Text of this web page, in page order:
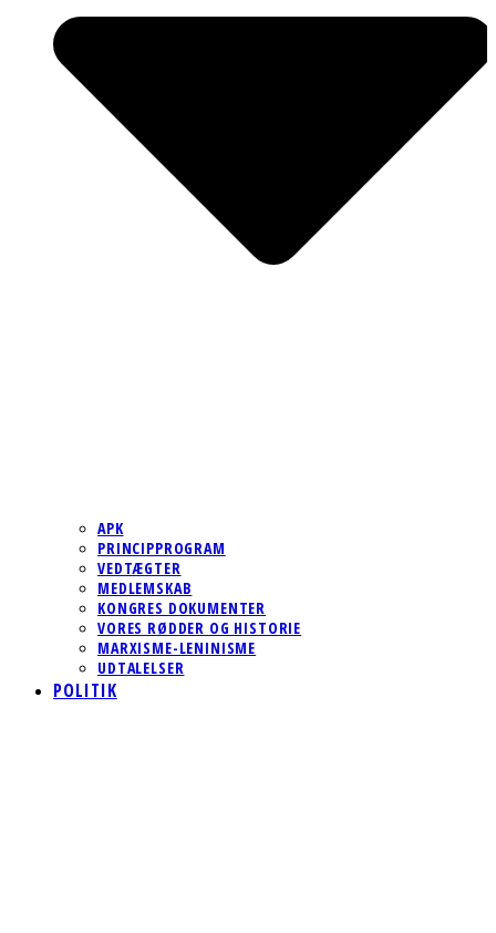
APK
PRINCIPPROGRAM
VEDTÆGTER
MEDLEMSKAB
KONGRES DOKUMENTER
VORES RØDDER OG HISTORIE
MARXISME-LENINISME
UDTALELSER
POLITIK